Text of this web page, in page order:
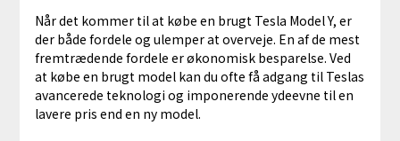
Når det kommer til at købe en brugt Tesla Model Y, er
der både fordele og ulemper at overveje. En af de mest
fremtrædende fordele er økonomisk besparelse. Ved
at købe en brugt model kan du ofte få adgang til Teslas
avancerede teknologi og imponerende ydeevne til en
lavere pris end en ny model.